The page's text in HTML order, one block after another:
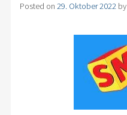
Posted on 29. Oktober 2022by